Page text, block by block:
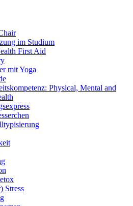
im Studium
First Aid
mit Yoga
Physical, Mental and
Stress